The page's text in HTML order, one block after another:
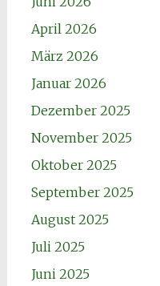
April 2026
März 2026
Januar 2026
Dezember 2025
November 2025
Oktober 2025
September 2025
August 2025
Juli 2025
Juni 2025